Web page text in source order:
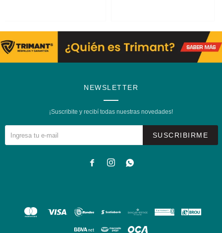
NEWSLETTER
¡Suscribite y recibí todas nuestras novedades!
SUSCRIBIRME
  